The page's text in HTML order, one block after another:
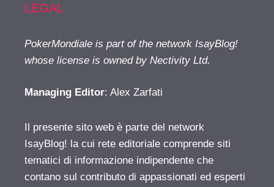
LEGAL
PokerMondiale is part of the network IsayBlog!
whose license is owned by Nectivity Ltd.
Managing Editor: Alex Zarfati
Il presente sito web è parte del network
IsayBlog! la cui rete editoriale comprende siti
tematici di informazione indipendente che
contano sul contributo di appassionati ed esperti